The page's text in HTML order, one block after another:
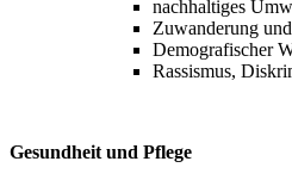
nachhaltiges
Zuwanderung
Demografischer
Rassismus,
Gesundheit und Pflege